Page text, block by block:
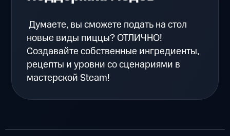
Думаете, вы сможете подать на стол
новые виды пиццы? ОТЛИЧНО!
Создавайте собственные ингредиенты,
рецепты и уровни со сценариями в
мастерской Steam!